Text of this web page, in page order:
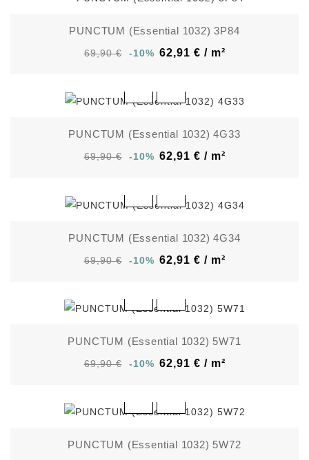
PUNCTUM (Essential 1032) 3P84
69,90 € -10% 62,91 € / m²
PUNCTUM (Essential 1032) 4G33
69,90 € -10% 62,91 € / m²
PUNCTUM (Essential 1032) 4G34
69,90 € -10% 62,91 € / m²
PUNCTUM (Essential 1032) 5W71
69,90 € -10% 62,91 € / m²
PUNCTUM (Essential 1032) 5W72